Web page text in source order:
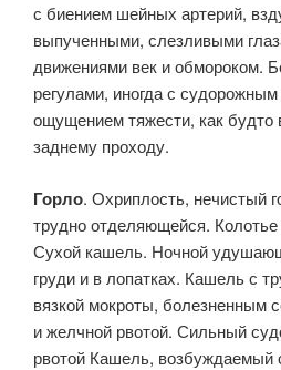
с биением шейных артерий,
выпученными, слезливыми
движениями век и обмороком.
регулами, иногда с
ощущением тяжести, как будто
заднему проходу.
Горло. Охриплость, нечистый
трудно отделяющейся. Колотье
Сухой кашель. Ночной
груди и в лопатках. Кашель с
вязкой мокроты, болезненным
и желчной рвотой. Сильный
рвотой Кашель, возбуждаемый